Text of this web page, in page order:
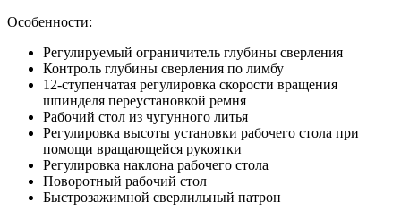
Особенности:
Регулируемый ограничитель глубины сверления
Контроль глубины сверления по лимбу
12-ступенчатая регулировка скорости вращения
шпинделя переустановкой ремня
Рабочий стол из чугунного литья
Регулировка высоты установки рабочего стола при
помощи вращающейся рукоятки
Регулировка наклона рабочего стола
Поворотный рабочий стол
Быстрозажимной сверлильный патрон